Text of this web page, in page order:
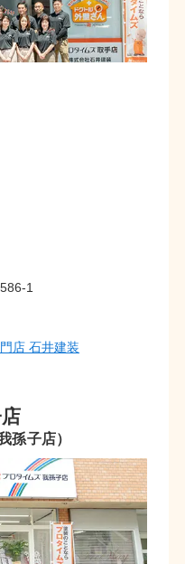
1
店 石井建装
孫子店）